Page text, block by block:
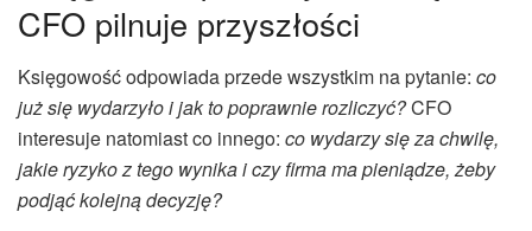
CFO pilnuje przyszłości
Księgowość odpowiada przede wszystkim na pytanie: co
już się wydarzyło i jak to poprawnie rozliczyć?CFO
interesuje natomiast co innego: co wydarzy się za chwilę,
jakie ryzyko z tego wynika i czy firma ma pieniądze, żeby
podjąć kolejną decyzję?